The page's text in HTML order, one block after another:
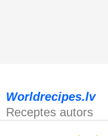
Worldrecipes.lv
Receptes autors